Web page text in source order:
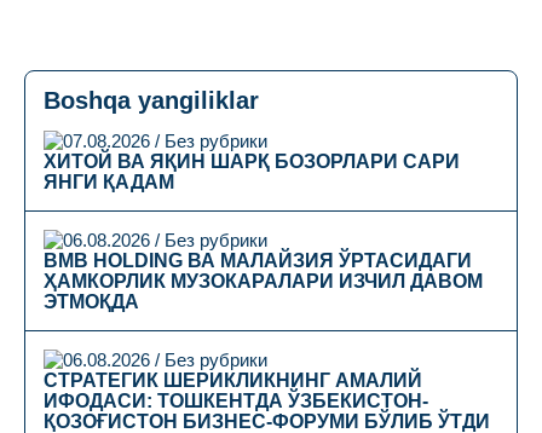
Boshqa yangiliklar
07.08.2026 / Без рубрики
ХИТОЙ ВА ЯҚИН ШАРҚ БОЗОРЛАРИ САРИ
ЯНГИ ҚАДАМ
06.08.2026 / Без рубрики
BMB HOLDING ВА МАЛАЙЗИЯ ЎРТАСИДАГИ
ҲАМКОРЛИК МУЗОКАРАЛАРИ ИЗЧИЛ ДАВОМ
ЭТМОҚДА
06.08.2026 / Без рубрики
СТРАТЕГИК ШЕРИКЛИКНИНГ АМАЛИЙ
ИФОДАСИ: ТОШКЕНТДА ЎЗБЕКИСТОН-
ҚОЗОҒИСТОН БИЗНЕС-ФОРУМИ БЎЛИБ ЎТДИ